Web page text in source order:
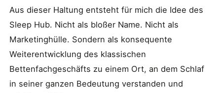
Aus dieser Haltung entsteht für mich die Idee des
Sleep Hub. Nicht als bloßer Name. Nicht als
Marketinghülle. Sondern als konsequente
Weiterentwicklung des klassischen
Bettenfachgeschäfts zu einem Ort, an dem Schlaf
in seiner ganzen Bedeutung verstanden und